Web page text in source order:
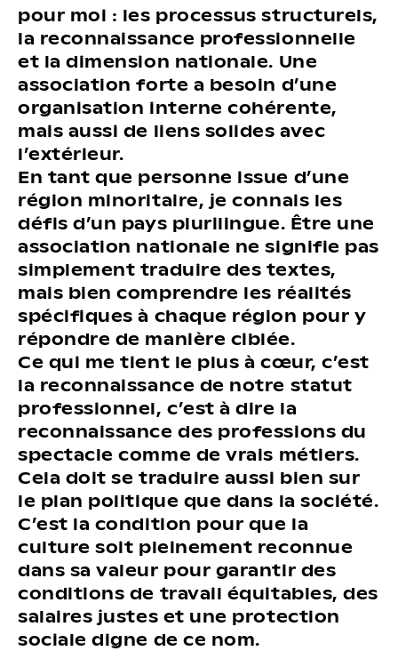
pour moi : les processus structurels,
la reconnaissance professionnelle
et la dimension nationale. Une
association forte a besoin d’une
organisation interne cohérente,
mais aussi de liens solides avec
l’extérieur.
En tant que personne issue d’une
région minoritaire, je connais les
défis d’un pays plurilingue. Être une
association nationale ne signifie pas
simplement traduire des textes,
mais bien comprendre les réalités
spécifiques à chaque région pour y
répondre de manière ciblée.
Ce qui me tient le plus à cœur, c’est
la reconnaissance de notre statut
professionnel, c’est à dire la
reconnaissance des professions du
spectacle comme de vrais métiers.
Cela doit se traduire aussi bien sur
le plan politique que dans la société.
C’est la condition pour que la
culture soit pleinement reconnue
dans sa valeur pour garantir des
conditions de travail équitables, des
salaires justes et une protection
sociale digne de ce nom.